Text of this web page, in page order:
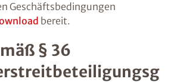
Geschäftsbedingungen
bereit.
§ 36